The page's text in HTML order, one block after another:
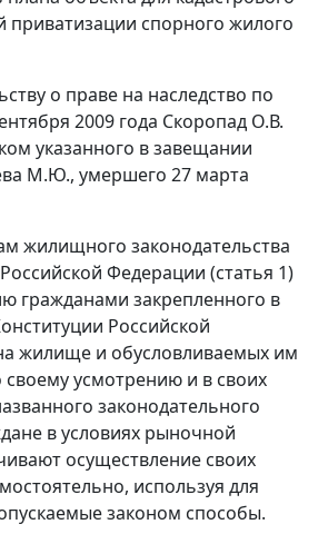
приватизации спорного жилого
о праве на наследство по
2009 года Скоропад О.В.
указанного в завещании
М.Ю., умершего 27 марта
жилищного законодательства
Федерации (статья 1)
гражданами закрепленного в
Российской
жилище и обусловливаемых им
усмотрению и в своих
законодательного
в условиях рыночной
осуществление своих
используя для
законом способы.